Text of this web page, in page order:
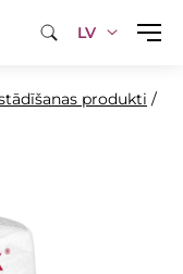
LV
produkti /